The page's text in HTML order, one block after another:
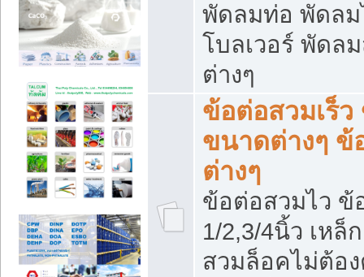
พัดลมท่อ พัดลม
โบลเวอร์ พัดล
ต่างๆ
ข้อต่อสวมเร็
ขนาดต่างๆ ข้
ต่างๆ
ข้อต่อสวมไว ข้
1/2,3/4นิ้ว เหล็
สวมล็อคไม่ต้อ